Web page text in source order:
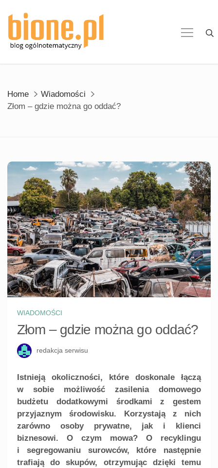
Home
Wiadomości
Złom – gdzie można go oddać?
WIADOMOŚCI
Złom – gdzie można go oddać?
redakcja serwisu
Istnieją okoliczności, które doskonale łączą
w sobie możliwość zasilenia domowego
budżetu dodatkowymi środkami z gestem
przyjaznym środowisku. Korzystają z nich
zarówno osoby prywatne, jak i klienci
biznesowi. O czym mowa? O recyklingu
i segregowaniu surowców, które następnie
trafiają do skupów, otrzymując dzięki temu